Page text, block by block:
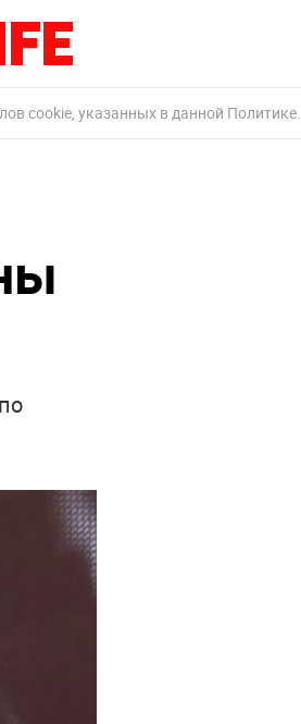
cookie, указанных в данной Политике.